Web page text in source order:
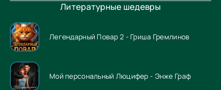
Литературные шедевры
Легендарный Повар 2 - Гриша Гремлинов
Мой персональный Люцифер - Энже Граф